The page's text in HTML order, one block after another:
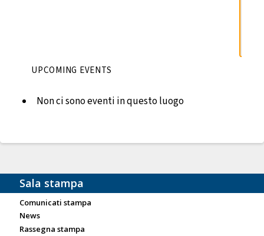
UPCOMING EVENTS
Non ci sono eventi in questo luogo
Sala stampa
Comunicati stampa
News
Rassegna stampa